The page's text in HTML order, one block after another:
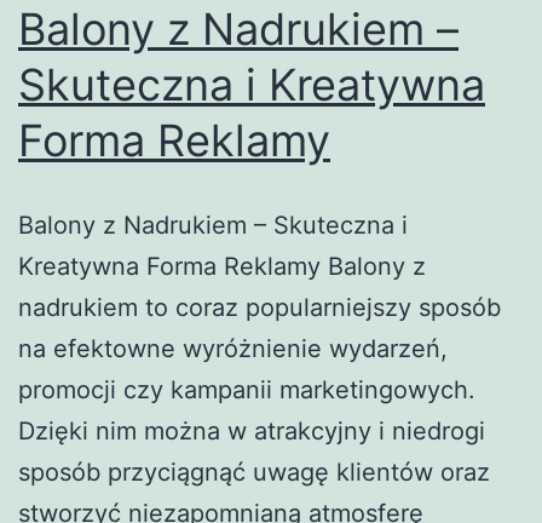
Balony z Nadrukiem –
Skuteczna i Kreatywna
Forma Reklamy
Balony z Nadrukiem – Skuteczna i
Kreatywna Forma Reklamy Balony z
nadrukiem to coraz popularniejszy sposób
na efektowne wyróżnienie wydarzeń,
promocji czy kampanii marketingowych.
Dzięki nim można w atrakcyjny i niedrogi
sposób przyciągnąć uwagę klientów oraz
stworzyć niezapomnianą atmosferę